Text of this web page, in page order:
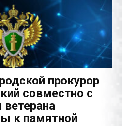
прокурор
совместно с
к памятной